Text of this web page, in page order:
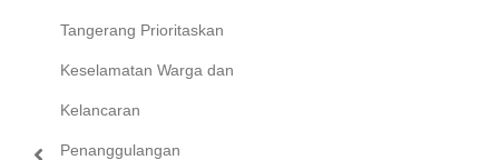
Tangerang Prioritaskan
Keselamatan Warga dan
Kelancaran
Penanggulangan